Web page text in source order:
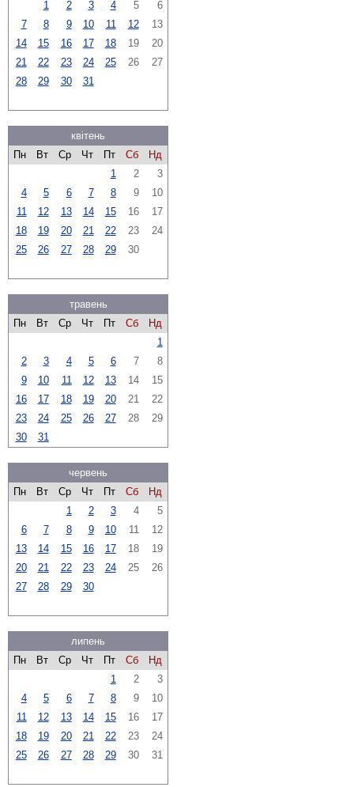
1 2 3 4 5
6
7
8 9 10 11 12
13
14
15 16 17 18 19
20
21
22 23 24 25 26
27
28
29 30 31
квітень
Пн
Вт Ср Чт Пт Сб
Нд
1
2
3
4
5 6 7 8 9
10
11
12 13 14 15 16
17
18
19 20 21 22 23
24
25
26 27 28 29 30
травень
Пн
Вт Ср Чт Пт Сб
Нд
1
2
3 4 5 6 7
8
9
10 11 12 13 14
15
16
17 18 19 20 21
22
23
24 25 26 27 28
29
30
31
червень
Пн
Вт Ср Чт Пт Сб
Нд
1
2 3 4
5
6
7 8 9 10 11
12
13
14 15 16 17 18
19
20
21 22 23 24 25
26
27
28 29 30
липень
Пн
Вт Ср Чт Пт Сб
Нд
1
2
3
4
5 6 7 8 9
10
11
12 13 14 15 16
17
18
19 20 21 22 23
24
25
26 27 28 29 30 31